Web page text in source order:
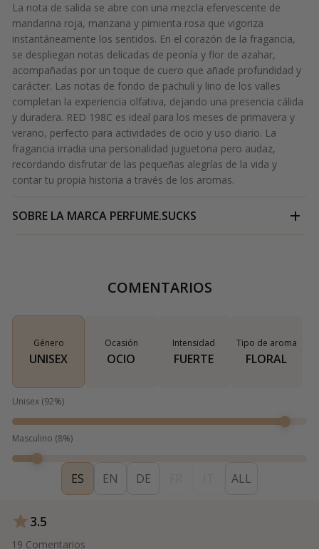
La nota de salida se abre con una mezcla efervescente de
mandarina roja, manzana y pimienta rosa que vigoriza
instantáneamente los sentidos. En el corazón de la fragancia,
se despliegan notas delicadas de peonía y flor de azahar,
acompañadas por un toque de cuero que añade profundidad y
carácter. Las notas de fondo de pachulí y lirio de los valles
completan la experiencia olfativa, dejando una presencia cálida
y duradera. RED 198C es ideal para los meses de primavera y
verano, perfecto para actividades de ocio y uso diario. La
fragancia irradia una personalidad juguetona pero audaz,
recordando disfrutar de las pequeñas alegrías de la vida y
contar tu propia historia a través de los aromas.
SOBRE LA MARCA PERFUME.SUCKS
COMENTARIOS
Género
UNISEX
Ocasión
OCIO
Intensidad
FUERTE
Tipo de aroma
FLORAL
Unisex (92%)
Masculino (8%)
ES EN DE ALL
3.5
19 Comentarios